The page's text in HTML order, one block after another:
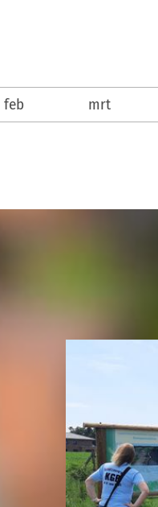
feb mrt